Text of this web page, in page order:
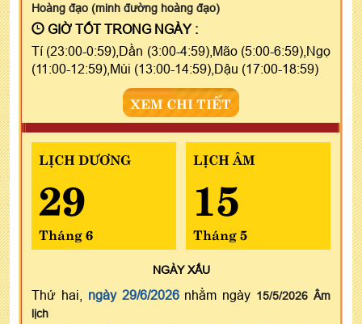
Hoàng đạo (minh đường hoàng đạo)
GIỜ TỐT TRONG NGÀY :
Tí (23:00-0:59),Dần (3:00-4:59),Mão (5:00-6:59),Ngọ
(11:00-12:59),Mùi (13:00-14:59),Dậu (17:00-18:59)
XEM CHI TIẾT
LỊCH DƯƠNG
29
Tháng 6
LỊCH ÂM
15
Tháng 5
NGÀYXẤU
Thứ hai, ngày 29/6/2026nhằm ngày 15/5/2026 Âm
lịch